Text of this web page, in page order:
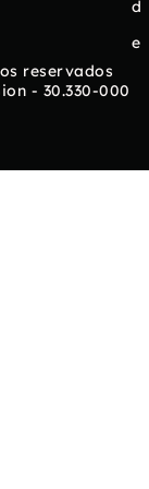
d
e
reservados
- 30.330-000